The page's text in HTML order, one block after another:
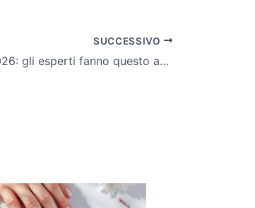
SUCCESSIVO
Marzo 2026: gli esperti fanno questo adesso – e i risultati sono immediati